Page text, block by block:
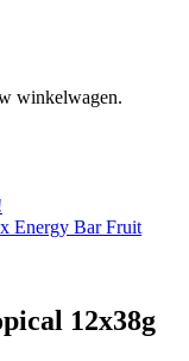
winkelwagen.
Energy Bar Fruit
12x38g